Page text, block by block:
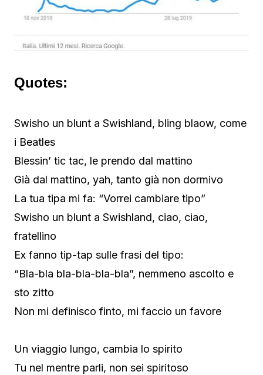
Quotes:
Swisho un blunt a Swishland, bling blaow, come
i Beatles
Blessin’ tic tac, le prendo dal mattino
Già dal mattino, yah, tanto già non dormivo
La tua tipa mi fa: “Vorrei cambiare tipo”
Swisho un blunt a Swishland, ciao, ciao,
fratellino
Ex fanno tip-tap sulle frasi del tipo:
“Bla-bla bla-bla-bla-bla”, nemmeno ascolto e
sto zitto
Non mi definisco finto, mi faccio un favore
Un viaggio lungo, cambia lo spirito
Tu nel mentre parli, non sei spiritoso